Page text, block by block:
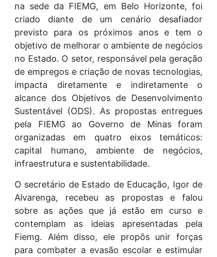
na sede da FIEMG, em Belo Horizonte, foi
criado diante de um cenário desafiador
previsto para os próximos anos e tem o
objetivo de melhorar o ambiente de negócios
no Estado. O setor, responsável pela geração
de empregos e criação de novas tecnologias,
impacta diretamente e indiretamente o
alcance dos Objetivos de Desenvolvimento
Sustentável (ODS). As propostas entregues
pela FIEMG ao Governo de Minas foram
organizadas em quatro eixos temáticos:
capital humano, ambiente de negócios,
infraestrutura e sustentabilidade.
O secretário de Estado de Educação, Igor de
Alvarenga, recebeu as propostas e falou
sobre as ações que já estão em curso e
contemplam as ideias apresentadas pela
Fiemg. Além disso, ele propôs unir forças
para combater a evasão escolar e estimular